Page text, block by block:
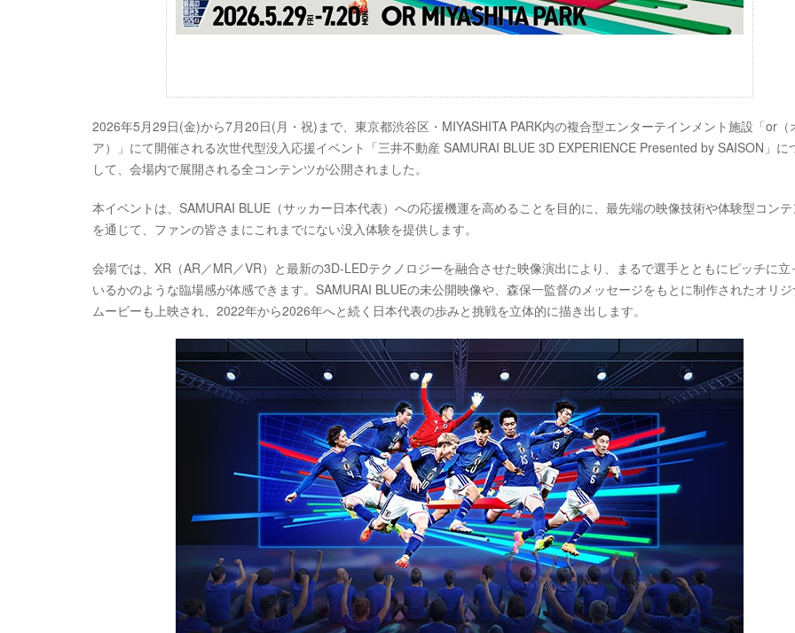
2026年5月29日(金)から7月20日(月・祝)まで、東京都渋谷区・MIYASHITA PARK内の複合型エンターテインメント施設「or（
ア）」にて開催される次世代型没入応援イベント「三井不動産 SAMURAI BLUE 3D EXPERIENCE Presented by SAISON」に
して、会場内で展開される全コンテンツが公開されました。
本イベントは、SAMURAI BLUE（サッカー日本代表）への応援機運を高めることを目的に、最先端の映像技術や体験型コンテ
を通じて、ファンの皆さまにこれまでにない没入体験を提供します。
会場では、XR（AR／MR／VR）と最新の3D-LEDテクノロジーを融合させた映像演出により、まるで選手とともにピッチに立
いるかのような臨場感が体感できます。SAMURAI BLUEの未公開映像や、森保一監督のメッセージをもとに制作されたオリ
ムービーも上映され、2022年から2026年へと続く日本代表の歩みと挑戦を立体的に描き出します。